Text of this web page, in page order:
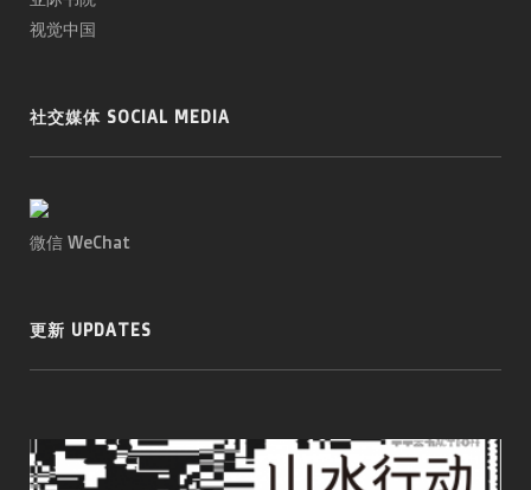
视觉中国
社交媒体 SOCIAL MEDIA
微信 WeChat
更新 UPDATES